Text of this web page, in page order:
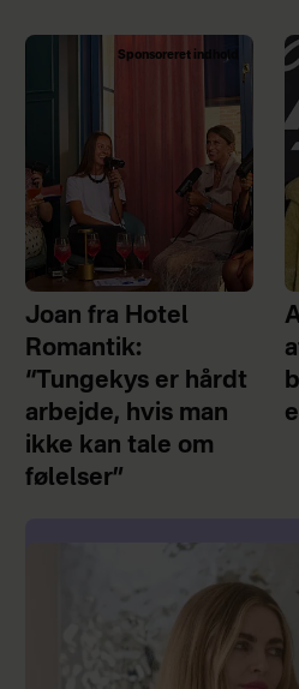
Sponsoreret indhold
Joan fra Hotel
Romantik:
“Tungekys er hårdt
arbejde, hvis man
ikke kan tale om
følelser”